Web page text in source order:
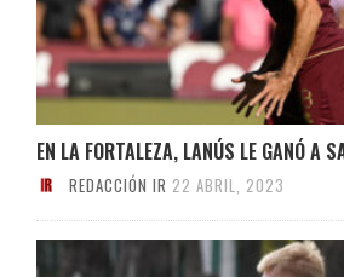
EN LA FORTALEZA, LANÚS LE GANÓ A
REDACCIÓN IR 22 ABRIL, 2023